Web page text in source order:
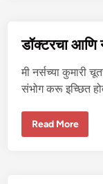
ण
मु
ची
चू
त
चु
ई
डॉक्टरचा आणि
मी नर्सच्या कुमारी
संभोग करू इच्छित
डॉ
Read More